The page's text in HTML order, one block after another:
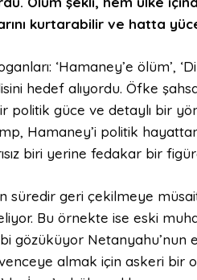
kurtarabilir ve hatta
‘Hamaney’e ölüm’,
hedef alıyordu. Öfke
politik güce ve detaylı bir
Hamaney’i politik
biri yerine fedakar bir
süredir geri çekilmeye
Bu örnekte ise eski
gözüküyor Netanyahu’nun
almak için askeri bir